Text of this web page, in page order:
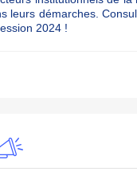
leurs démarches.
2024 !